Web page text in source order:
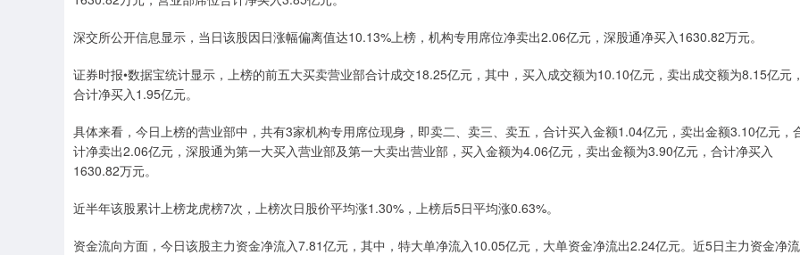
深交所公开信息显示，当日该股因日涨幅偏离值达10.13%上榜，机构专用席位净卖出2.06亿元，深股通净买入1630.82万元。
证券时报•数据宝统计显示，上榜的前五大买卖营业部合计成交18.25亿元，其中，买入成交额为10.10亿元，卖出成交额为8.15亿元，
合计净买入1.95亿元。
具体来看，今日上榜的营业部中，共有3家机构专用席位现身，即卖二、卖三、卖五，合计买入金额1.04亿元，卖出金额3.10亿元，
计净卖出2.06亿元，深股通为第一大买入营业部及第一大卖出营业部，买入金额为4.06亿元，卖出金额为3.90亿元，合计净买入
1630.82万元。
近半年该股累计上榜龙虎榜7次，上榜次日股价平均涨1.30%，上榜后5日平均涨0.63%。
资金流向方面，今日该股主力资金净流入7.81亿元，其中，特大单净流入10.05亿元，大单资金净流出2.24亿元。近5日主力资金净流